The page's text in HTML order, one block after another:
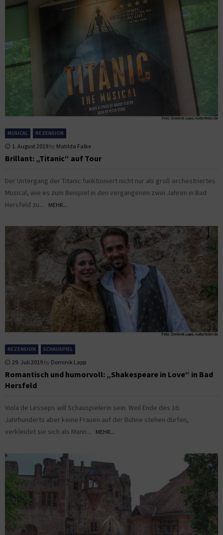
MUSICAL REZENSION
1. August 2019 by Matilda Falke
Brillant: „Titanic“ auf Tour
Der Untergang der Titanic funktioniert nicht nur als groß orchestriertes
Musical, wie es zum Beispiel in den vergangenen zwei Jahren in Bad
Hersfeld zu...
MEHR...
REZENSION SCHAUSPIEL
29. Juli 2019 by Dominik Lapp
Romantisch und humorvoll: „Shakespeare in Love“ in Bad
Hersfeld
Viola de Lesseps will Schauspielerin sein. Weil Ende des 16.
Jahrhunderts aber keine Frauen auf der Bühne stehen dürfen,
verkleidet sie sich als Mann...
MEHR...